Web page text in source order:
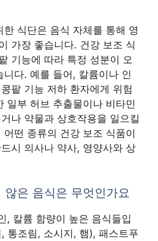
한 식단은 음식 자체를 통해 영
가장 좋습니다. 건강 보조 식
기능에 따라 특정 성분이 오
다. 예를 들어, 칼륨이나 인
팥 기능 저하 환자에게 위험
일부 허브 추출물이나 비타민
나 약물과 상호작용을 일으킬
떤 종류의 건강 보조 식품이
시 의사나 약사, 영양사와 상
않은 음식은 무엇인가요
, 칼륨 함량이 높은 음식들입
통조림, 소시지, 햄), 패스트푸